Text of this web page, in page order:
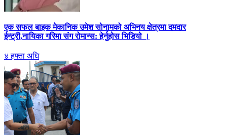
एक सफल बाइक मेकानिक उमेश सोनामको अभिनय क्षेत्रमा दमदार
ईन्ट्री,नायिका गरिमा संग रोमान्स: हेर्नुहोस भिडियो ।
४ हफ्ता अघि